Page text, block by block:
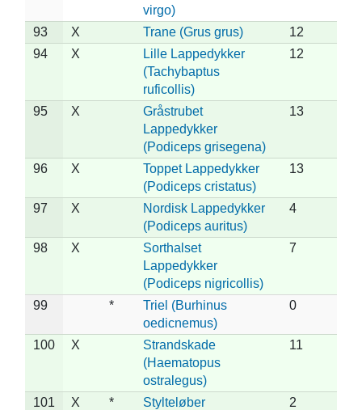
virgo)
93 X Trane (Grus grus)
12
94
X
Lille Lappedykker
(Tachybaptus
ruficollis)
12
95 X
Gråstrubet
Lappedykker
(Podiceps grisegena)
13
96 X
Toppet Lappedykker
(Podiceps cristatus)
13
97 X
Nordisk Lappedykker
(Podiceps auritus)
4
98 X
Sorthalset
Lappedykker
(Podiceps nigricollis)
7
99 *
Triel (Burhinus
oedicnemus)
0
100 X
Strandskade
(Haematopus
ostralegus)
11
101 X *
Stylteløber
2